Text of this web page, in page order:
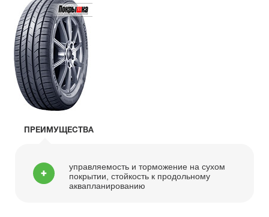
ПРЕИМУЩЕСТВА
управляемость и торможение на сухом
покрытии, стойкость к продольному
аквапланированию